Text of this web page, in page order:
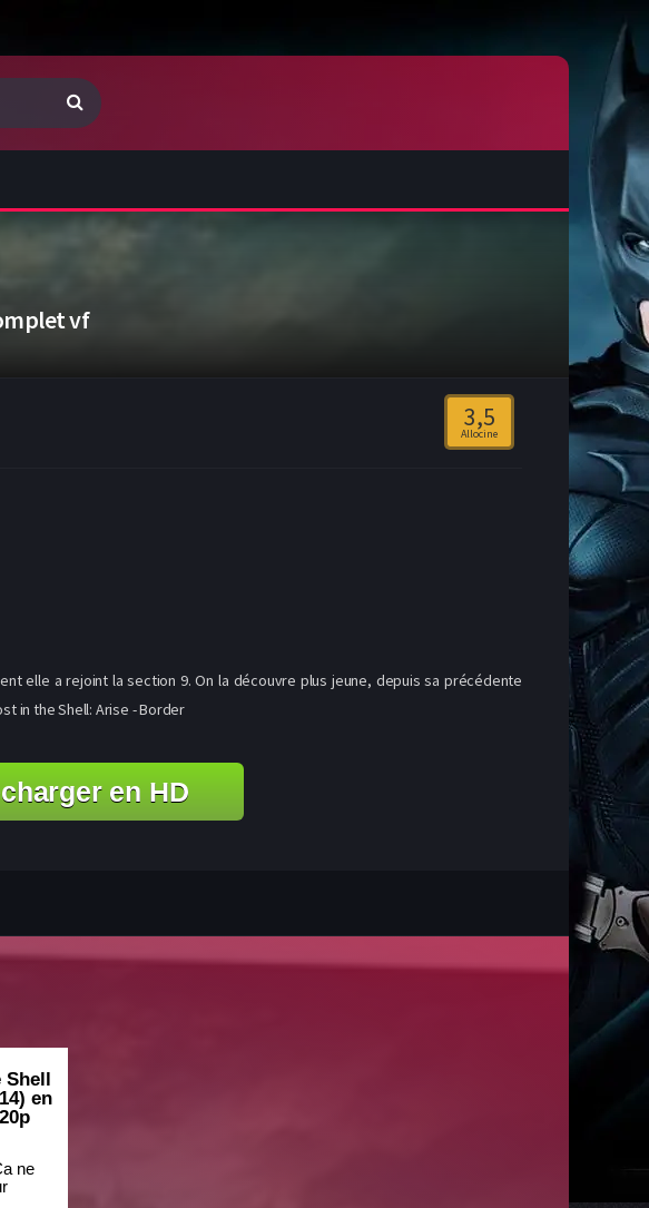
vf
3,5
Allocine
elle a rejoint la section 9. On la découvre plus jeune, depuis sa précédente
in the Shell: Arise - Border
en HD
Shell
en
ne